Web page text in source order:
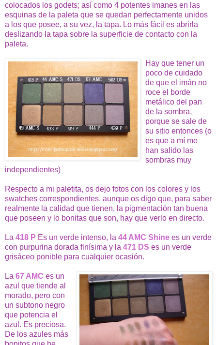
colocados los godets; así como 4 potentes imanes en las
esquinas de la paleta que se quedan perfectamente unidos
a los que posee, a su vez, la tapa. Lo más fácil es abrirla
deslizando la tapa sobre la superficie de contacto con la
paleta.
Hay que tener un
poco de cuidado
de que el imán no
roce el borde
metálico del pan
de la sombra,
porque se sale de
su sitio entonces (o
es que a mí me
han salido las
sombras muy
independientes)
Respecto a mi paletita, os dejo fotos con los colores y los
swatches correspondientes, aunque os digo que, para saber
realmente la calidad que tienen, la pigmentación tan buena
que poseen y lo bonitas que son, hay que verlo en directo.
La 418 P Es un verde intenso, la 44 AMC Shine es un verde
con purpurina dorada finísima y la 471 DS es un verde
grisáceo ponible para cualquier ocasión.
La 67 AMC es un
azul que tiende al
morado, pero con
un subtono negro
que potencia el
azul. Es preciosa.
De los azules más